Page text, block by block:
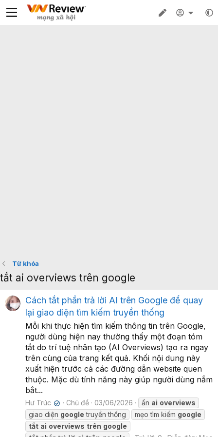
Từ khóa
tắt ai overviews trên google
Cách tắt phần trả lời AI trên Google để quay
lại giao diện tìm kiếm truyền thống
Mỗi khi thực hiện tìm kiếm thông tin trên Google,
người dùng hiện nay thường thấy một đoạn tóm
tắt do trí tuệ nhân tạo (AI Overviews) tạo ra ngay
trên cùng của trang kết quả. Khối nội dung này
xuất hiện trước cả các đường dẫn website quen
thuộc. Mặc dù tính năng này giúp người dùng nắm
bắt...
Hư Trúc ✔ Chủ đề 03/06/2026 ẩn ai overviews
giao diện google truyền thống mẹo tìm kiếm google
tắt ai overviews trên google